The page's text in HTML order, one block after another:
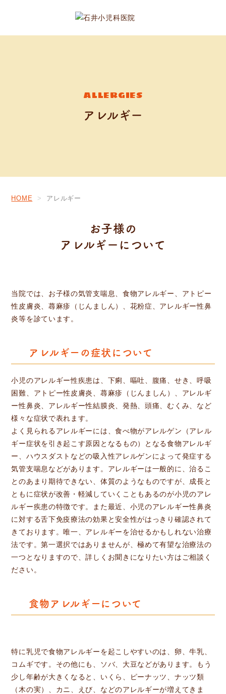
ALLERGIES
アレルギー
HOME アレルギー
お子様の
アレルギーについて
当院では、お子様の気管支喘息、食物アレルギー、アトピー
性皮膚炎、蕁麻疹（じんましん）、花粉症、アレルギー性鼻
炎等を診ています。
アレルギーの症状について
小児のアレルギー性疾患は、下痢、嘔吐、腹痛、せき、呼吸
困難、アトピー性皮膚炎、蕁麻疹（じんましん）、アレルギ
ー性鼻炎、アレルギー性結膜炎、発熱、頭痛、むくみ、など
様々な症状で表れます。
よく見られるアレルギーには、食べ物がアレルゲン（アレル
ギー症状を引き起こす原因となるもの）となる食物アレルギ
ー、ハウスダストなどの吸入性アレルゲンによって発症する
気管支喘息などがあります。アレルギーは一般的に、治るこ
とのあまり期待できない、体質のようなものですが、成長と
ともに症状が改善・軽減していくこともあるのが小児のアレ
ルギー疾患の特徴です。また最近、小児のアレルギー性鼻炎
に対する舌下免疫療法の効果と安全性がはっきり確認されて
きております。唯一、アレルギーを治せるかもしれない治療
法です。第一選択ではありませんが、極めて有望な治療法の
一つとなりますので、詳しくお聞きになりたい方はご相談く
ださい。
食物アレルギーについて
特に乳児で食物アレルギーを起こしやすいのは、卵、牛乳、
コムギです。その他にも、ソバ、大豆などがあります。もう
少し年齢が大きくなると、いくら、ピーナッツ、ナッツ類
（木の実）、カニ、えび、などのアレルギーが増えてきま